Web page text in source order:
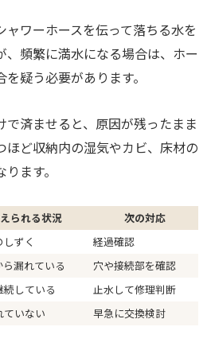
ワーホースを伝って落ちる水を
、頻繁に満水になる場合は、ホー
疑う必要があります。
で済ませると、原因が残ったまま
ほど収納内の湿気やカビ、床材の
ます。
られる状況
次の対応
ずく
経過確認
ら漏れている
穴や接続部を確認
続している
止水して修理判断
ていない 早急に交換検討